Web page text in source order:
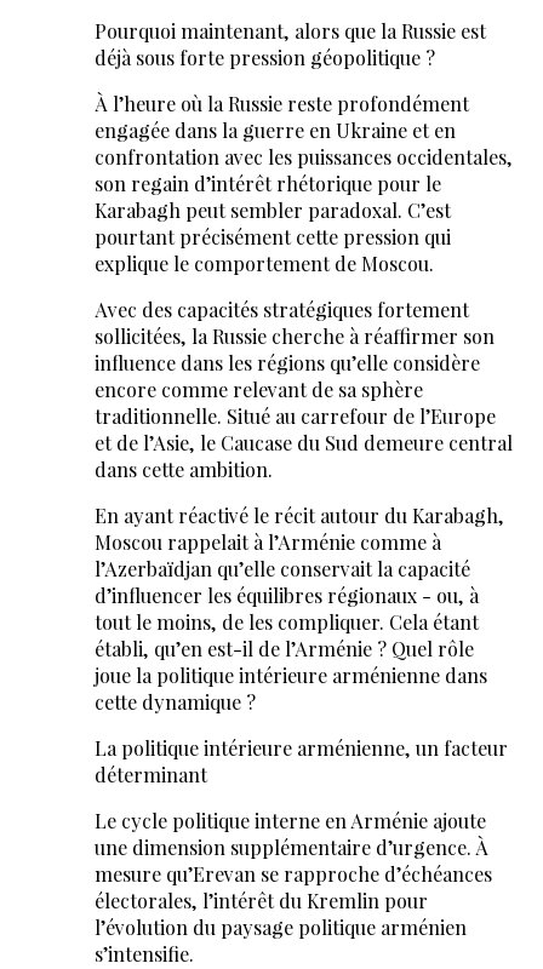
Pourquoi maintenant, alors que la Russie est
déjà sous forte pression géopolitique ?
À l’heure où la Russie reste profondément
engagée dans la guerre en Ukraine et en
confrontation avec les puissances occidentales,
son regain d’intérêt rhétorique pour le
Karabagh peut sembler paradoxal. C’est
pourtant précisément cette pression qui
explique le comportement de Moscou.
Avec des capacités stratégiques fortement
sollicitées, la Russie cherche à réaffirmer son
influence dans les régions qu’elle considère
encore comme relevant de sa sphère
traditionnelle. Situé au carrefour de l’Europe
et de l’Asie, le Caucase du Sud demeure central
dans cette ambition.
En ayant réactivé le récit autour du Karabagh,
Moscou rappelait à l’Arménie comme à
l’Azerbaïdjan qu’elle conservait la capacité
d’influencer les équilibres régionaux - ou, à
tout le moins, de les compliquer. Cela étant
établi, qu’en est-il de l’Arménie ? Quel rôle
joue la politique intérieure arménienne dans
cette dynamique ?
La politique intérieure arménienne, un facteur
déterminant
Le cycle politique interne en Arménie ajoute
une dimension supplémentaire d’urgence. À
mesure qu’Erevan se rapproche d’échéances
électorales, l’intérêt du Kremlin pour
l’évolution du paysage politique arménien
s’intensifie.